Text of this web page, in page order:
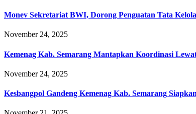
Monev Sekretariat BWI, Dorong Penguatan Tata
November 24, 2025
Kemenag Kab. Semarang Mantapkan Koordinasi
November 24, 2025
Kesbangpol Gandeng Kemenag Kab. Semarang